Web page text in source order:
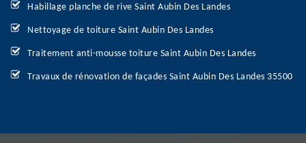
Habillage planche de rive Saint Aubin Des Landes
Nettoyage de toiture Saint Aubin Des Landes
Traitement anti-mousse toiture Saint Aubin Des Landes
Travaux de rénovation de façades Saint Aubin Des Landes 35500